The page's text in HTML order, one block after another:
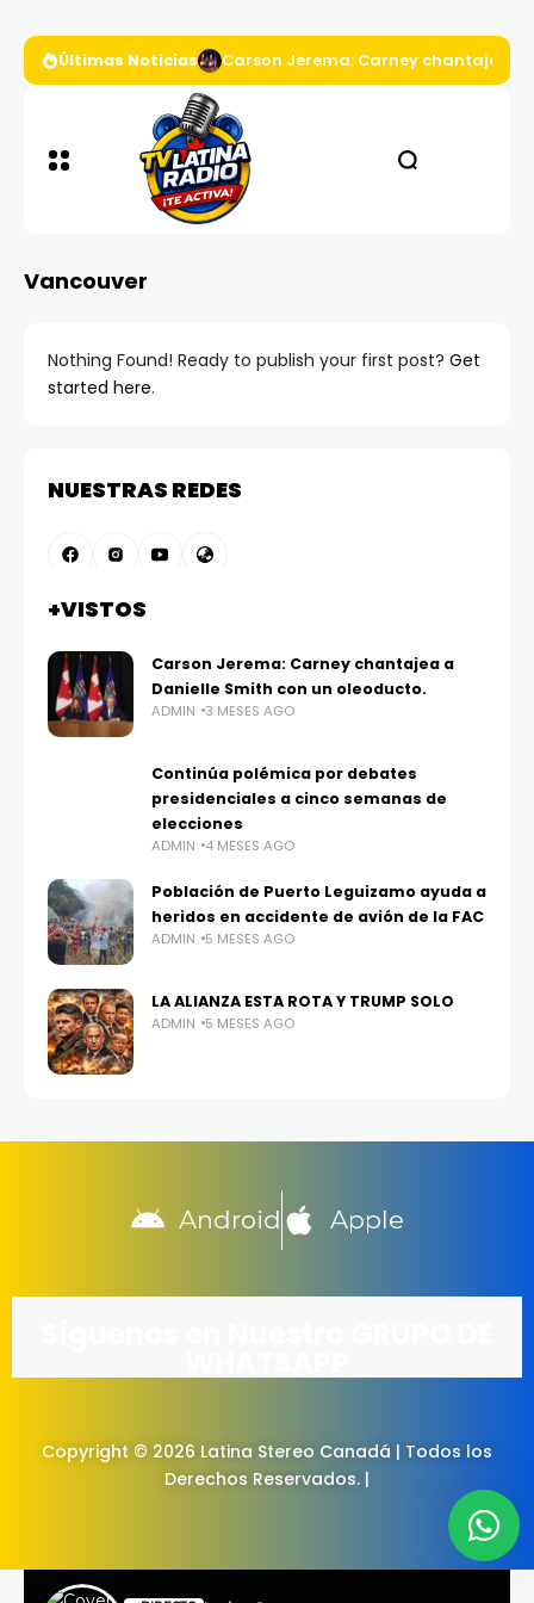
Últimas Noticias Carson Jerema: Carney chantajea a
Vancouver
Nothing Found! Ready to publish your first post? Get
started here.
NUESTRAS REDES
+VISTOS
Carson Jerema: Carney chantajea a
Danielle Smith con un oleoducto.
ADMIN 3 MESES AGO
Continúa polémica por debates
presidenciales a cinco semanas de
elecciones
ADMIN 4 MESES AGO
Población de Puerto Leguizamo ayuda a
heridos en accidente de avión de la FAC
ADMIN 5 MESES AGO
LA ALIANZA ESTA ROTA Y TRUMP SOLO
ADMIN 5 MESES AGO
Android Apple
Copyright © 2026 Latina Stereo Canadá | Todos los
Derechos Reservados. |